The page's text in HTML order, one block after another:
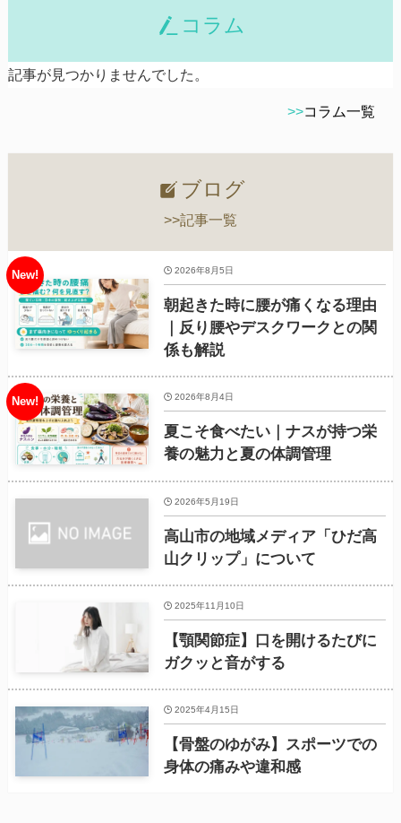
コラム
記事が見つかりませんでした。
>>コラム一覧
ブログ
>>記事一覧
朝起きた時に腰が痛くなる理由
｜反り腰やデスクワークとの関
係も解説
2026年8月5日
夏こそ食べたい｜ナスが持つ栄
養の魅力と夏の体調管理
2026年8月4日
高山市の地域メディア「ひだ高
山クリップ」について
2026年5月19日
【顎関節症】口を開けるたびに
ガクッと音がする
2025年11月10日
【骨盤のゆがみ】スポーツでの
身体の痛みや違和感
2025年4月15日